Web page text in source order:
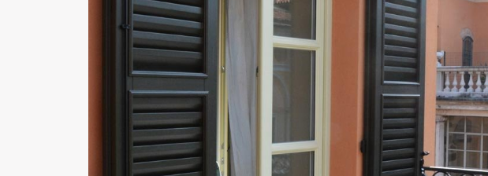
FINESTRE MINIMAL
FINESTRE IN PVC
VERNICIATURA
MANUTENZIONE VERNICE